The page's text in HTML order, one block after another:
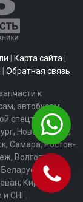
Карта сайта|
Обратная связь
к
автобусам,
спецтехнике с
Новосибирск,
Самара, Ростов-
Волгоград,
Минск;
Киргизии:
и СНГ.